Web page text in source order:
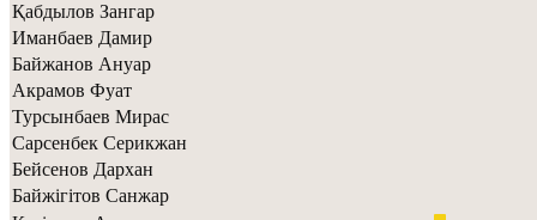
Қабдылов Зангар
Иманбаев Дамир
Байжанов Ануар
Акрамов Фуат
Турсынбаев Мирас
Сарсенбек Серикжан
Бейсенов Дархан
Байжiгiтов Санжар